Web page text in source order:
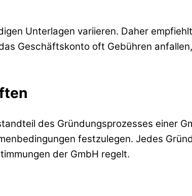
Unterlagen variieren. Daher
Geschäftskonto oft Gebühren
des Gründungsprozesses einer
festzulegen. Jedes
der GmbH regelt.